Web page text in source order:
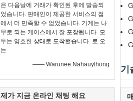
은 다음날에 거래가 확인된 후에 발송되
었습니다. 판매인이 제공한 서비스의 점
에서 더 만족할 수 없었습니다. 기계는 나
무로 되는 케이스에서 잘 포장됩니다. 모
두는 양호한 상태로 도착했습니다. 로 오
는
—— Warunee Nahauythong
제가 지금 온라인 채팅 해요
기